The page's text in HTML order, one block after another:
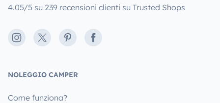
4.05/5 su 239 recensioni clienti su Trusted Shops
Instagram
X PinterestFacebook
NOLEGGIO CAMPER
Come funziona?